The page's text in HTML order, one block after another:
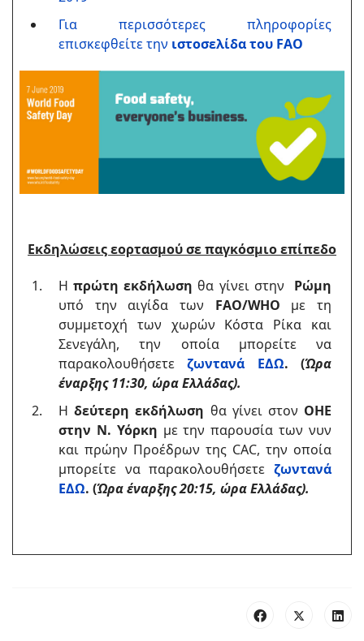
Για περισσότερες πληροφορίες
επισκεφθείτε την ιστοσελίδα του FAO
Eκδηλώσεις εορτασμού σε παγκόσμιο επίπεδο
Ηπρώτη εκδήλωση θα γίνει στην Ρώμη
υπό την αιγίδα των FAO/WHO με τη
συμμετοχή των χωρών Κόστα Ρίκα και
Σενεγάλη, την οποία μπορείτε να
παρακολουθήσετεζωντανά ΕΔΩ. (Ώρα
έναρξης 11:30, ώρα Ελλάδας).
Ηδεύτερη εκδήλωση θα γίνει στον ΟΗΕ
στην Ν. Υόρκη με την παρουσία των νυν
και πρώην Προέδρων της CAC, την οποία
μπορείτε να παρακολουθήσετε ζωντανά
ΕΔΩ. (Ώρα έναρξης 20:15, ώρα Ελλάδας).